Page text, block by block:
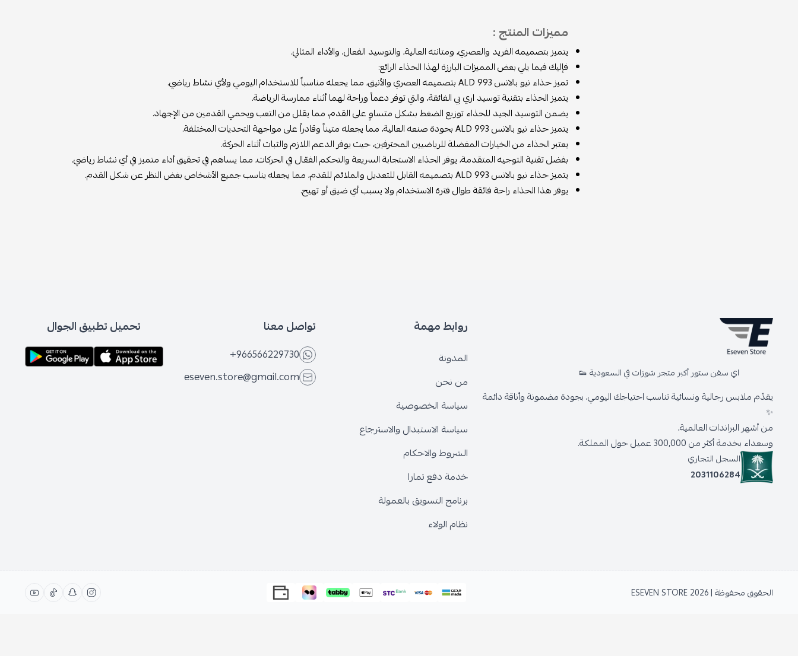
مميزات المنتج :
يتميز بتصميمه الفريد والعصري، ومتانته العالية، والتوسيد الفعال، والأداء المثالي.
فإليك فيما يلي بعض المميزات البارزة لهذا الحذاء الرائع:
تميز حذاء نيو بالانس 993 ALD بتصميمه العصري والأنيق، مما يجعله مناسباً للاستخدام اليومي ولأي نشاط رياضي.
يتميز الحذاء بتقنية توسيد اري بي الفائقة، والتي توفر دعماً وراحة لهما أثناء ممارسة الرياضة.
يضمن التوسيد الجيد للحذاء توزيع الضغط بشكل متساوٍ على القدم، مما يقلل من التعب ويحمي القدمين من الإجهاد.
يتميز حذاء نيو بالانس 993 ALD بجودة صنعه العالية، مما يجعله متيناً وقادراً على مواجهة التحديات المختلفة.
يعتبر الحذاء من الخيارات المفضلة للرياضيين المحترفين، حيث يوفر الدعم اللازم والثبات أثناء الحركة.
بفضل تقنية التوجيه المتقدمة، يوفر الحذاء الاستجابة السريعة والتحكم الفعّال في الحركات، مما يساهم في تحقيق أداء متميز في أي نشاط رياضي.
يتميز حذاء نيو بالانس 993 ALD بتصميمه القابل للتعديل والملائم للقدم، مما يجعله يناسب جميع الأشخاص بغض النظر عن شكل القدم.
يوفر هذا الحذاء راحة فائقة طوال فترة الاستخدام ولا يسبب أي ضيق أو تهيج.
اي سفن ستور أكبر متجر شوزات في السعودية 👟
يقدّم ملابس رجالية ونسائية تناسب احتياجك اليومي، بجودة مضمونة وأناقة دائمة
✨
من أشهر البراندات العالمية،
وسعداء بخدمة أكثر من 300,000 عميل حول المملكة.
السجل التجاري
2031106284
روابط مهمة
المدونة
من نحن
سياسة الخصوصية
سياسة الاستبدال والاسترجاع
الشروط والاحكام
خدمة دفع تمارا
برنامج التسويق بالعمولة
نظام الولاء
تواصل معنا
+966566229730
eseven.store@gmail.com
تحميل تطبيق الجوال
الحقوق محفوظة | 2026 ESEVEN STORE